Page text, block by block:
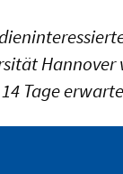
Hannover
Tage